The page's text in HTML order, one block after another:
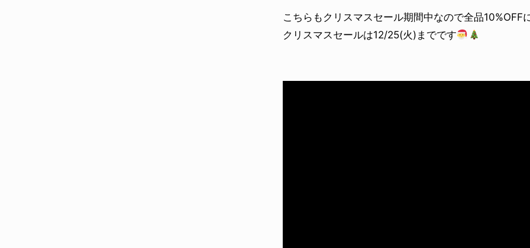
こちらもクリスマスセール期間中なので全品10%OFF
クリスマスセールは12/25(火)までです